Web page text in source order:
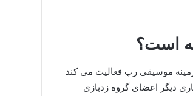
است؟
می باشد. این رپر از سال 1382 تا کنون در زمینه موسیقی رپ فعالیت می کند
دیگر اعضای گروه زدبازی